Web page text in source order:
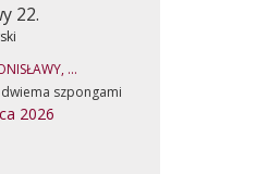
22.
...
szpongami
2026